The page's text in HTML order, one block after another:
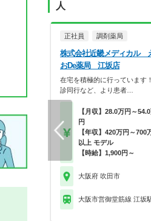
人
正社員 調剤薬局
株式会社近畿メディカル
おDe薬局 江坂店
在宅を積極的に行っています
診同行など、より患者…
【月収】28.0万円～
円
【年収】420万円～700
以上 モデル
【時給】1,900円～
大阪府 吹田市
大阪市営御堂筋線 江坂